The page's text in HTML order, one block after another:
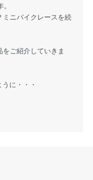
ニバイクレースを続
ご紹介していきま
に・・・